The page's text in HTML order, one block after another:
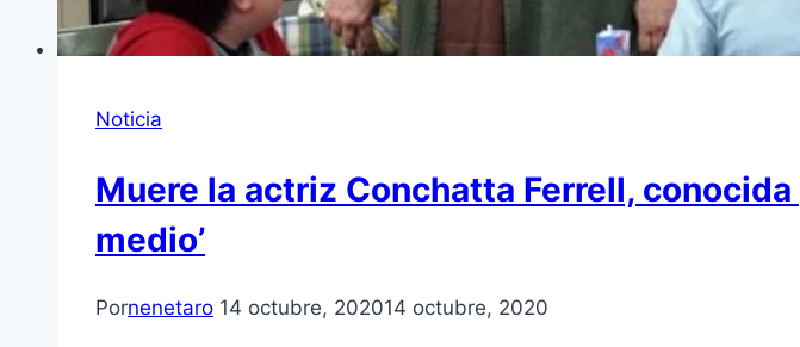
Noticia
Muere la actriz Conchatta Ferrell,
medio’
Pornenetaro 14 octubre, 202014 octubre, 2020